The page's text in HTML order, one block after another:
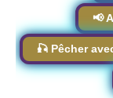
📢
🎣 Pêcher